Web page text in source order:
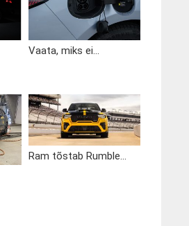
Vaata, miks ei...
Ram tõstab Rumble...